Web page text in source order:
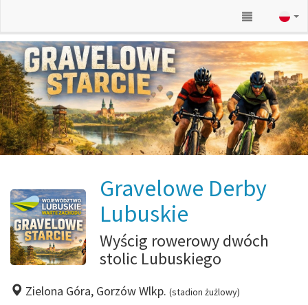
Gravelowe Derby
Lubuskie
Wyścig rowerowy dwóch
stolic Lubuskiego
Zielona Góra, Gorzów Wlkp. (stadion żużlowy)